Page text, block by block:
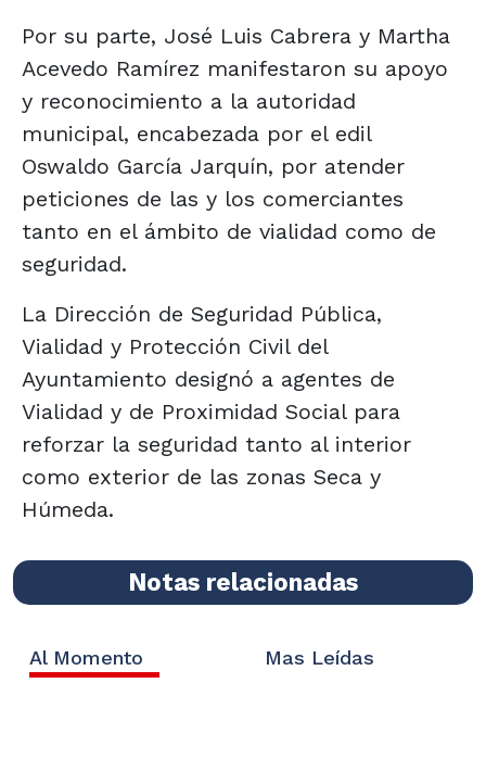
Por su parte, José Luis Cabrera y Martha
Acevedo Ramírez manifestaron su apoyo
y reconocimiento a la autoridad
municipal, encabezada por el edil
Oswaldo García Jarquín, por atender
peticiones de las y los comerciantes
tanto en el ámbito de vialidad como de
seguridad.
La Dirección de Seguridad Pública,
Vialidad y Protección Civil del
Ayuntamiento designó a agentes de
Vialidad y de Proximidad Social para
reforzar la seguridad tanto al interior
como exterior de las zonas Seca y
Húmeda.
Notas relacionadas
Al Momento Mas Leídas